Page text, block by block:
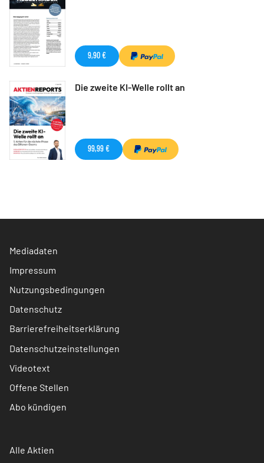
9,90 €
Die zweite KI-Welle rollt an
99,99 €
Mediadaten
Impressum
Nutzungsbedingungen
Datenschutz
Barrierefreiheitserklärung
Datenschutzeinstellungen
Videotext
Offene Stellen
Abo kündigen
Alle Aktien